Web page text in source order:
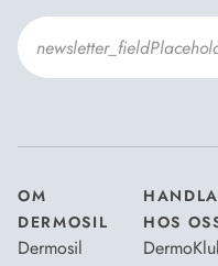
OM
DERMOSIL
Dermosil
HANDLA
HOS